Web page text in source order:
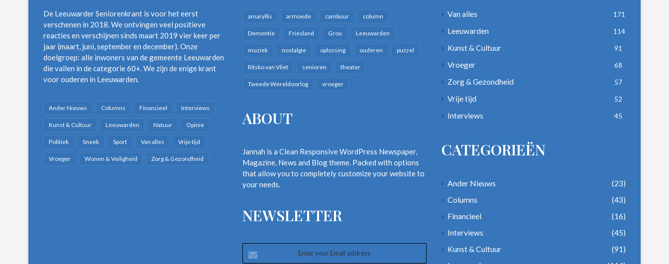
De Leeuwarder Seniorenkrant is voor het eerst
verschenen in 2018. We ontvingen veel positieve
reacties en verschijnen sinds maart 2019 vier keer per
jaar (maart, juni, september en december). Onze
doelgroep: alle inwoners van de gemeente Leeuwarden
die vallen in de categorie 60+. We zijn de enige krant
voor ouderen in Leeuwarden.
Ander Nieuws Columns Financieel Interviews
Kunst & Cultuur Leeuwarden Natuur Opinie
Politiek Sneek Sport Van alles Vrije tijd
Vroeger Wonen & Veiligheid Zorg & Gezondheid
amaryllis armoede cambuur column
Dementie Friesland Grou Leeuwarden
muziek nostalgie oplossing ouderen puzzel
Ritsko van Vliet senioren theater
Tweede Wereldoorlog vroeger
ABOUT
Jannah is a Clean Responsive WordPress Newspaper,
Magazine, News and Blog theme. Packed with options
that allow you to completely customize your website to
your needs.
NEWSLETTER
your
Van alles 171
Leeuwarden 114
Kunst & Cultuur 91
Vroeger 68
Zorg & Gezondheid 57
Vrije tijd 52
Interviews 45
CATEGORIEËN
Ander Nieuws
(23)
Columns
(43)
Financieel
(16)
Interviews
(45)
Kunst & Cultuur
(91)